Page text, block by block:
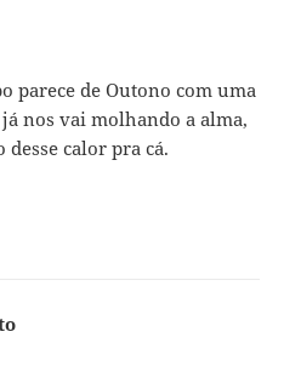
parece de Outono com uma
nos vai molhando a alma,
calor pra cá.